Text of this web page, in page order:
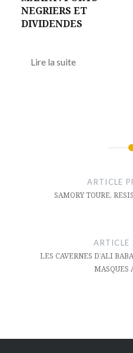
NEGRIERS ET
DIVIDENDES
Lire la suite
l’article
ARTICLE
SAMORY TOURE,
ARTICLE
LES CAVERNES D’ALI
MASQUES